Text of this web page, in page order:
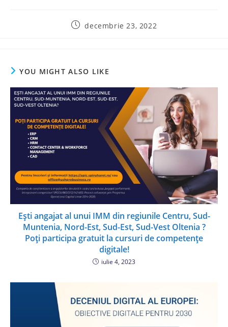
decembrie 23, 2022
YOU MIGHT ALSO LIKE
Ești angajat al unui IMM din regiunile Centru, Sud-
Muntenia, Nord-Est, Sud-Est, Sud-Vest Oltenia ?
Poți participa gratuit la cursuri de competențe
digitale!
iulie 4, 2023